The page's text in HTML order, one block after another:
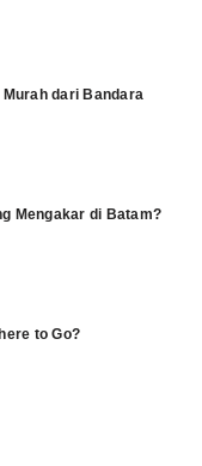
dari Bandara
Mengakar di Batam?
to Go?